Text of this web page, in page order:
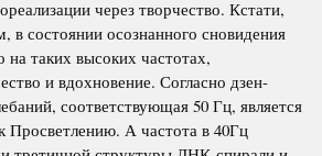
через творчество. Кстати,
состоянии осознанного сновидения
на таких высоких частотах,
и вдохновение. Согласно дзен-
соответствующая 50 Гц, является
Просветлению. А частота в 40Гц